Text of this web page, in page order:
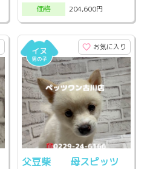
価格
204,600円
お気に入り
父豆柴 母スピッツ